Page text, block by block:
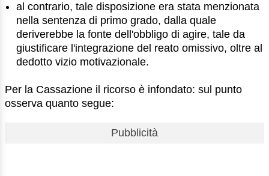
al contrario, tale disposizione era stata menzionata
nella sentenza di primo grado, dalla quale
deriverebbe la fonte dell'obbligo di agire, tale da
giustificare l'integrazione del reato omissivo, oltre al
dedotto vizio motivazionale.
Per la Cassazione il ricorso è infondato: sul punto
osserva quanto segue:
Pubblicità